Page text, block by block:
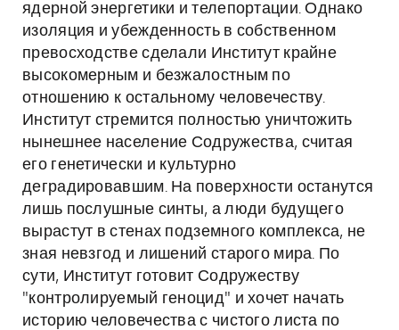
ядерной энергетики и телепортации. Однако
изоляция и убежденность в собственном
превосходстве сделали Институт крайне
высокомерным и безжалостным по
отношению к остальному человечеству.
Институт стремится полностью уничтожить
нынешнее население Содружества, считая
его генетически и культурно
деградировавшим. На поверхности останутся
лишь послушные синты, а люди будущего
вырастут в стенах подземного комплекса, не
зная невзгод и лишений старого мира. По
сути, Институт готовит Содружеству
"контролируемый геноцид" и хочет начать
историю человечества с чистого листа по